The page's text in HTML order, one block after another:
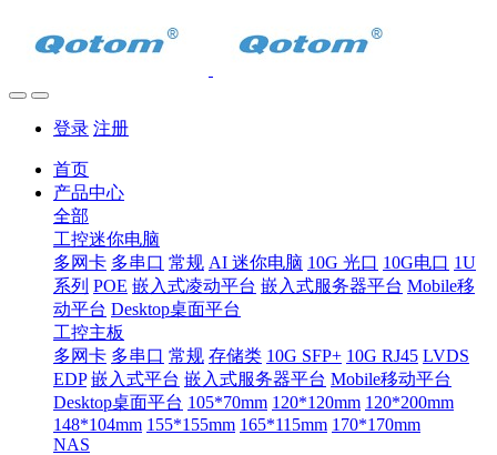
登录 注册
首页
产品中心
全部
工控迷你电脑
多网卡 多串口 常规 AI 迷你电脑 10G 光口 10G电口 1U
系列 POE 嵌入式凌动平台 嵌入式服务器平台 Mobile移
动平台 Desktop桌面平台
工控主板
多网卡 多串口 常规 存储类 10G SFP+ 10G RJ45 LVDS
EDP 嵌入式平台 嵌入式服务器平台 Mobile移动平台
Desktop桌面平台 105*70mm 120*120mm 120*200mm
148*104mm 155*155mm 165*115mm 170*170mm
NAS